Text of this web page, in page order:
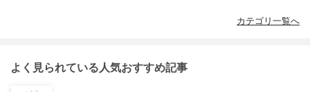
カテゴリ一覧へ
よく見られている人気おすすめ記事